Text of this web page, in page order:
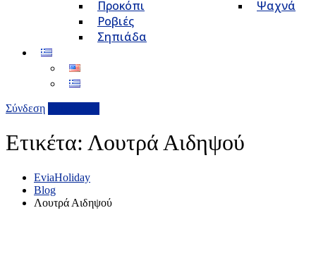
Προκόπι
Ροβιές
Σηπιάδα
Ψαχνά
Σύνδεση
Ετικέτα: Λουτρά Αιδηψού
EviaHoliday
Blog
Λουτρά Αιδηψού